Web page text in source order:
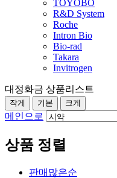
TOYOBO
R&D System
Roche
Intron Bio
Bio-rad
Takara
Invitrogen
대정화금 상품리스트
작게 기본 크게
메인으로
상품 정렬
판매많은순